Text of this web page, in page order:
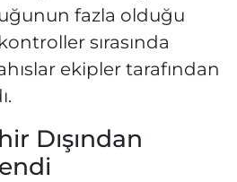
fazla olduğu
sırasında
ekipler tarafından
Dışından